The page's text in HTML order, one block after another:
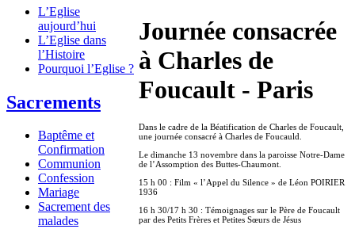
L’Eglise
aujourd’hui
L’Eglise dans
l’Histoire
Pourquoi l’Eglise ?
Sacrements
Baptême et
Confirmation
Communion
Confession
Mariage
Sacrement des
malades
Journée consacrée
à Charles de
Foucault - Paris
Dans le cadre de la Béatification de Charles de Foucault,
une journée consacré à Charles de Foucauld.
Le dimanche 13 novembre dans la paroisse Notre-Dame
de l’Assomption des Buttes-Chaumont.
15 h 00 : Film « l’Appel du Silence » de Léon POIRIER
1936
16 h 30/17 h 30 : Témoignages sur le Père de Foucault
par des Petits Frères et Petites Sœurs de Jésus